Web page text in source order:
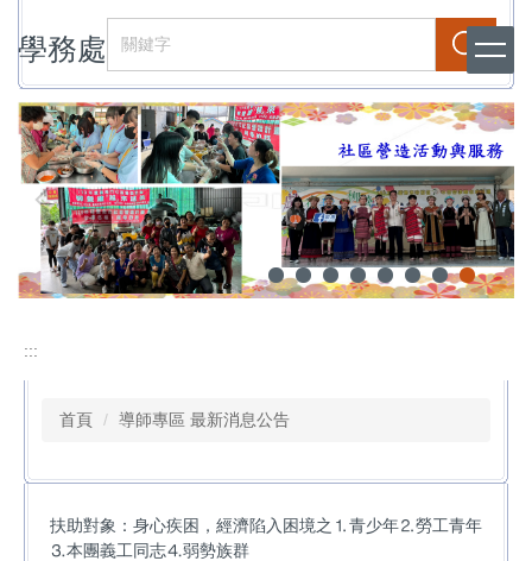
到
要
內
容
區
學務處 搜尋
:::
首頁 導師專區 最新消息公告
扶助對象：身心疾困，經濟陷入困境之⒈青少年⒉勞工青年
⒊本團義工同志⒋弱勢族群